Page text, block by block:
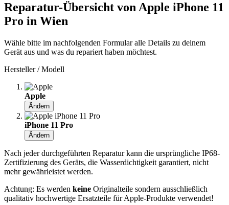
Reparatur-Übersicht von Apple iPhone 11
Pro in Wien
Wähle bitte im nachfolgenden Formular alle Details zu deinem
Gerät aus und was du repariert haben möchtest.
Hersteller / Modell
Apple
Ändern
iPhone 11 Pro
Ändern
Nach jeder durchgeführten Reparatur kann die ursprüngliche IP68-
Zertifizierung des Geräts, die Wasserdichtigkeit garantiert, nicht
mehr gewährleistet werden.
Achtung: Es werden keine Originalteile sondern ausschließlich
qualitativ hochwertige Ersatzteile für Apple-Produkte verwendet!